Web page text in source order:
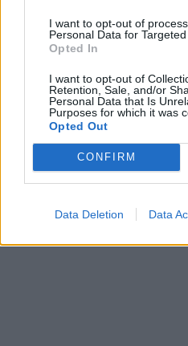
I want to opt-out of
Personal Data for Targeted
Opted In
I want to opt-out of
Retention, Sale, and/or
Personal Data that Is
Purposes for which it was
Opted Out
CONFIRM
Data Deletion Data
estar al lado de LeBron y AD